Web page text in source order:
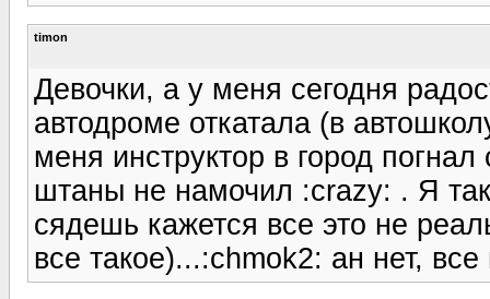
timon
Девочки, а у меня сегодня
автодроме откатала (в
меня инструктор в город
штаны не намочил :crazy: . Я
сядешь кажется все это не
все такое)...:chmok2: ан нет,